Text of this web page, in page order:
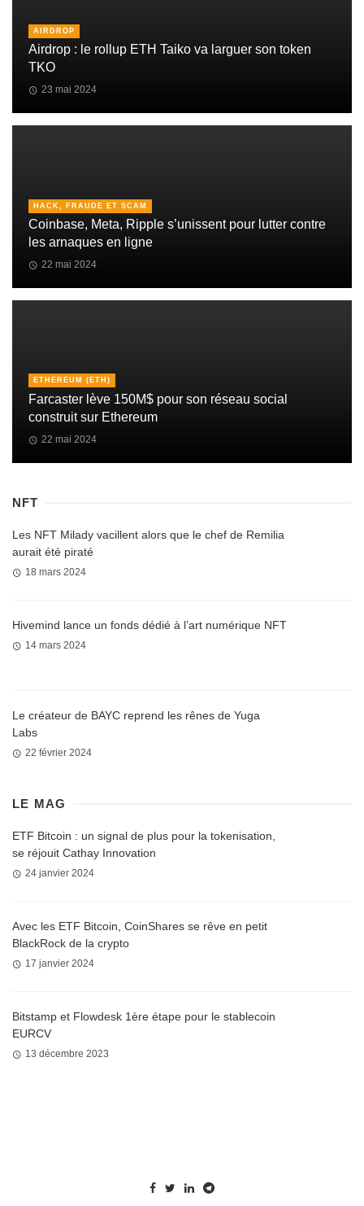
AIRDROP
Airdrop : le rollup ETH Taiko va larguer son token
TKO
23 mai 2024
HACK, FRAUDE ET SCAM
Coinbase, Meta, Ripple s’unissent pour lutter contre
les arnaques en ligne
22 mai 2024
ETHEREUM (ETH)
Farcaster lève 150M$ pour son réseau social
construit sur Ethereum
22 mai 2024
NFT
Les NFT Milady vacillent alors que le chef de Remilia
aurait été piraté
18 mars 2024
Hivemind lance un fonds dédié à l’art numérique NFT
14 mars 2024
Le créateur de BAYC reprend les rênes de Yuga
Labs
22 février 2024
LE MAG
ETF Bitcoin : un signal de plus pour la tokenisation,
se réjouit Cathay Innovation
24 janvier 2024
Avec les ETF Bitcoin, CoinShares se rêve en petit
BlackRock de la crypto
17 janvier 2024
Bitstamp et Flowdesk 1ère étape pour le stablecoin
EURCV
13 décembre 2023